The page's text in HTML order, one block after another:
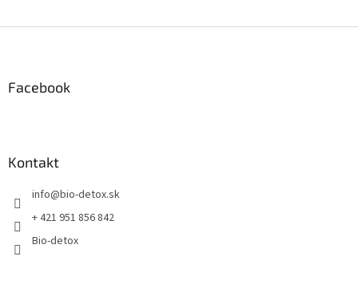
Facebook
Kontakt
info@bio-detox.sk
+ 421 951 856 842
Bio-detox